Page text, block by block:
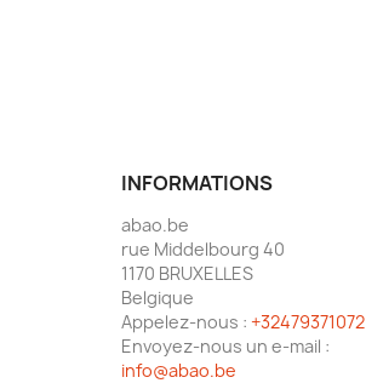
INFORMATIONS
abao.be
rue Middelbourg 40
1170 BRUXELLES
Belgique
Appelez-nous : +32479371072
Envoyez-nous un e-mail :
info@abao.be